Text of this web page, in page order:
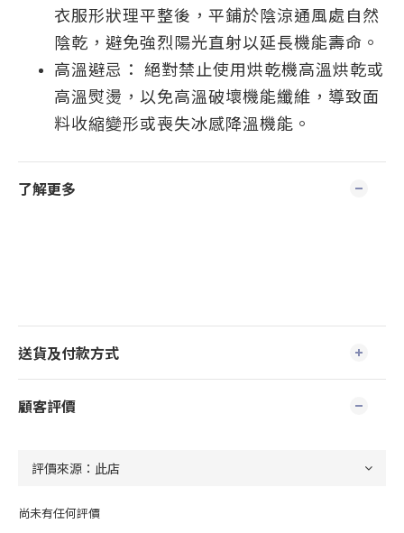
衣服形狀理平整後，平鋪於陰涼通風處自然
陰乾，避免強烈陽光直射以延長機能壽命。
高溫避忌： 絕對禁止使用烘乾機高溫烘乾或
高溫熨燙，以免高溫破壞機能纖維，導致面
料收縮變形或喪失冰感降溫機能。
了解更多
送貨及付款方式
顧客評價
尚未有任何評價